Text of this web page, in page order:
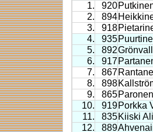
1.
920
2.
894
3.
918
4.
935
5.
892
6.
917
7.
867
8.
898
9.
865
10.
919 Porkka
11.
835 Kiiski
12.
889